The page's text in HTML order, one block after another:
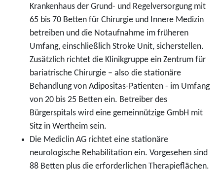
Krankenhaus der Grund- und Regelversorgung mit
65 bis 70 Betten für Chirurgie und Innere Medizin
betreiben und die Notaufnahme im früheren
Umfang, einschließlich Stroke Unit, sicherstellen.
Zusätzlich richtet die Klinikgruppe ein Zentrum für
bariatrische Chirurgie – also die stationäre
Behandlung von Adipositas-Patienten - im Umfang
von 20 bis 25 Betten ein. Betreiber des
Bürgerspitals wird eine gemeinnützige GmbH mit
Sitz in Wertheim sein.
Die Mediclin AG richtet eine stationäre
neurologische Rehabilitation ein. Vorgesehen sind
88 Betten plus die erforderlichen Therapieflächen.